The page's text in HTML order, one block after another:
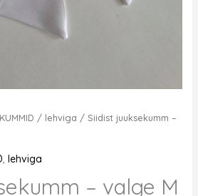
/ lehviga / Siidist juuksekumm –
, lehviga
– valge M